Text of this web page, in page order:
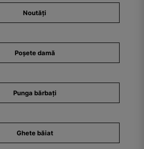
Noutăți
Poșete damă
Punga bărbați
Ghete băiat